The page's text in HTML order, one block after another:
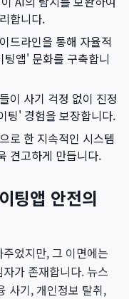
합니다.
드라인을 통해 자율적
앱' 문화를 구축합니
이 사기 걱정 없이 진정
팅' 경험을 보장합니다.
로 한 지속적인 시스템
견고하게 만듭니다.
팅앱 안전의
었지만, 그 이면에는
가 존재합니다. 뉴스
사기, 개인정보 탈취,